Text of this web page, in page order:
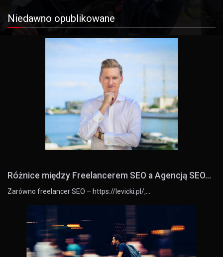
Niedawno opublikowane
Różnice między Freelancerem SEO a Agencją SEO...
Zarówno freelancer SEO – https://levicki.pl/,…